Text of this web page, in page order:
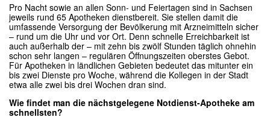
Pro Nacht sowie an allen Sonn- und Feiertagen sind in Sachsen
jeweils rund 65 Apotheken dienstbereit. Sie stellen damit die
umfassende Versorgung der Bevölkerung mit Arzneimitteln sicher
– rund um die Uhr und vor Ort. Denn schnelle Erreichbarkeit ist
auch außerhalb der – mit zehn bis zwölf Stunden täglich ohnehin
schon sehr langen – regulären Öffnungszeiten oberstes Gebot.
Für Apotheken in ländlichen Gebieten bedeutet das mitunter ein
bis zwei Dienste pro Woche, während die Kollegen in der Stadt
etwa alle zwei bis drei Wochen dran sind.
Wie findet man die nächstgelegene Notdienst-Apotheke am
schnellsten?